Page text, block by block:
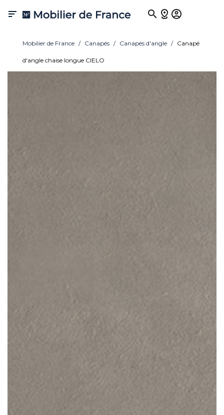

Mobilier de France Canapés Canapés d'angle Canapé
d'angle chaise longue CIELO